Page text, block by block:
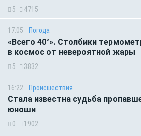
5 4715
17:05 Погода
«Всего 40°». Столбики
в космос от невероятной жары
5 3832
16:22 Происшествия
Стала известна судьба
юноши
0 1902